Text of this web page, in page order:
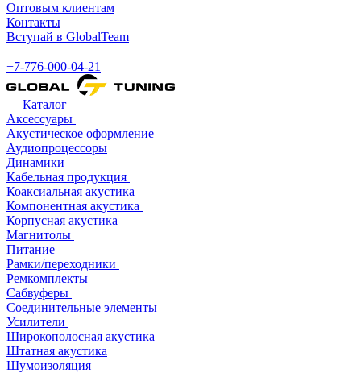
Оптовым клиентам
Контакты
Вступай в GlobalTeam
+7-776-000-04-21
Каталог
Аксессуары
Акустическое оформление
Аудиопроцессоры
Динамики
Кабельная продукция
Коаксиальная акустика
Компонентная акустика
Корпусная акустика
Магнитолы
Питание
Рамки/переходники
Ремкомплекты
Сабвуферы
Соединительные элементы
Усилители
Широкополосная акустика
Штатная акустика
Шумоизоляция